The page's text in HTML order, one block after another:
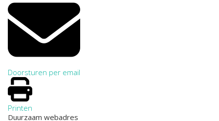
Doorsturen per email
Printen
Duurzaam webadres